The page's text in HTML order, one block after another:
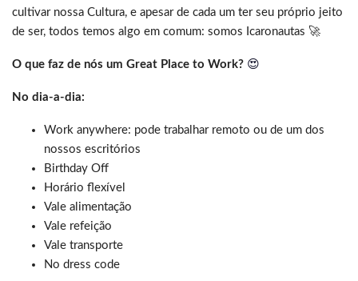
cultivar nossa Cultura, e apesar de cada um ter seu próprio jeito
de ser, todos temos algo em comum: somos Icaronautas 🚀
O que faz de nós um Great Place to Work? 😍
No dia-a-dia:
Work anywhere: pode trabalhar remoto ou de um dos
nossos escritórios
Birthday Off
Horário flexível
Vale alimentação
Vale refeição
Vale transporte
No dress code